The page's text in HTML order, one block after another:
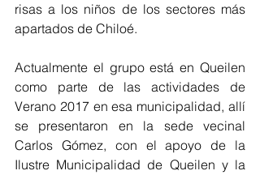
risas a los niños de los sectores más
apartados de Chiloé.
Actualmente el grupo está en Queilen
como parte de las actividades de
Verano 2017 en esa municipalidad, allí
se presentaron en la sede vecinal
Carlos Gómez, con el apoyo de la
Ilustre Municipalidad de Queilen y la